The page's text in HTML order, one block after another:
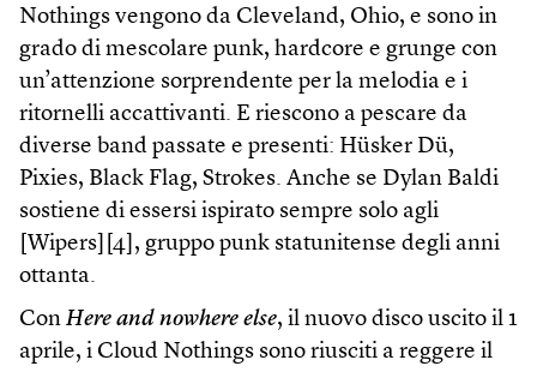
Nothings vengono da Cleveland, Ohio, e sono in
grado di mescolare punk, hardcore e grunge con
un’attenzione sorprendente per la melodia e i
ritornelli accattivanti. E riescono a pescare da
diverse band passate e presenti: Hüsker Dü,
Pixies, Black Flag, Strokes. Anche se Dylan Baldi
sostiene di essersi ispirato sempre solo agli
[Wipers][4], gruppo punk statunitense degli anni
ottanta.
Con Here and nowhere else, il nuovo disco uscito il 1
aprile, i Cloud Nothings sono riusciti a reggere il